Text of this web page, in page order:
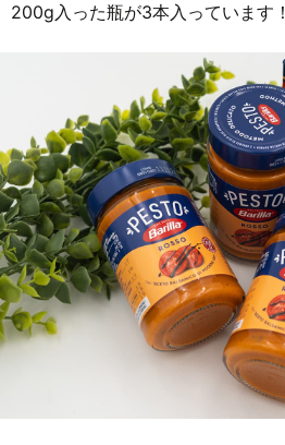
200g入った瓶が3本入っています！